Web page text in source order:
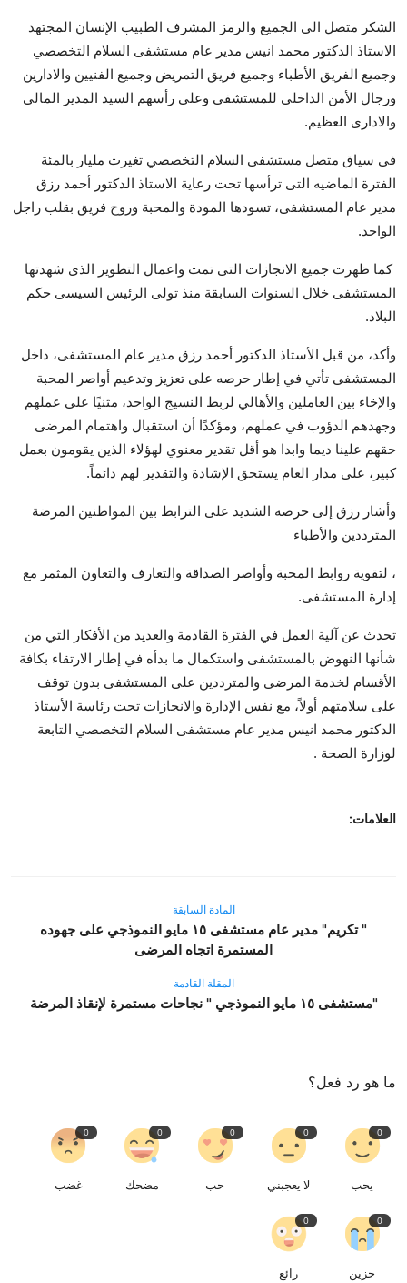
الشكر متصل الى الجميع والرمز المشرف الطبيب الإنسان المجتهد
الاستاذ الدكتور محمد انيس مدير عام مستشفى السلام التخصصي
وجميع الفريق الأطباء وجميع فريق التمريض وجميع الفنيين والادارين
ورجال الأمن الداخلى للمستشفى وعلى رأسهم السيد المدير المالى
والادارى العظيم.
فى سياق متصل مستشفى السلام التخصصي تغيرت مليار بالمئة
الفترة الماضيه التى ترأسها تحت رعاية الاستاذ الدكتور أحمد رزق
مدير عام المستشفى، تسودها المودة والمحبة وروح فريق بقلب راجل
الواحد.
كما ظهرت جميع الانجازات التى تمت واعمال التطوير الذى شهدتها
المستشفى خلال السنوات السابقة منذ تولى الرئيس السيسى حكم
البلاد.
وأكد، من قبل الأستاذ الدكتور أحمد رزق مدير عام المستشفى، داخل
المستشفى تأتي في إطار حرصه على تعزيز وتدعيم أواصر المحبة
والإخاء بين العاملين والأهالي لربط النسيج الواحد، مثنيًا على عملهم
وجهدهم الدؤوب في عملهم، ومؤكدًا أن استقبال واهتمام المرضى
حقهم علينا ديما وابدا هو أقل تقدير معنوي لهؤلاء الذين يقومون بعمل
كبير، على مدار العام يستحق الإشادة والتقدير لهم دائماً.
وأشار رزق إلى حرصه الشديد على الترابط بين المواطنين المرضة
المترددين والأطباء
، لتقوية روابط المحبة وأواصر الصداقة والتعارف والتعاون المثمر مع
إدارة المستشفى.
تحدث عن آلية العمل في الفترة القادمة والعديد من الأفكار التي من
شأنها النهوض بالمستشفى واستكمال ما بدأه في إطار الارتقاء بكافة
الأقسام لخدمة المرضى والمترددين على المستشفى بدون توقف
على سلامتهم أولاً، مع نفس الإدارة والانجازات تحت رئاسة الأستاذ
الدكتور محمد انيس مدير عام مستشفى السلام التخصصي التابعة
لوزارة الصحة .
العلامات:
المادة السابقة
" تكريم" مدير عام مستشفى ١٥ مايو النموذجي على جهوده
المستمرة اتجاه المرضى
المقلة القادمة
"مستشفى ١٥ مايو النموذجي " نجاحات مستمرة لإنقاذ المرضة
ما هو رد فعل؟
0
يحب
0
لا يعجبني
0
حب
0
مضحك
0
غضب
0
حزين
0
رائع